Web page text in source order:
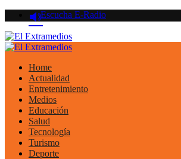
al
contenido
Escucha E-Radio
Primary
Home
Actualidad
Entretenimiento
Medios
Educación
Salud
Tecnología
Turismo
Deporte